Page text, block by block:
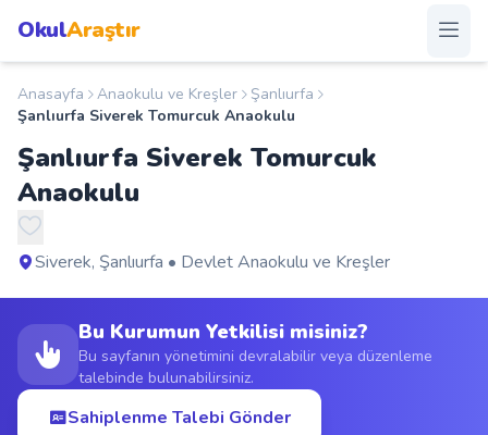
OkulAraştır
Anasayfa
Okullar
Şehirler
Duyurular
S.S.S.
Anasayfa Anaokulu ve Kreşler
Şanlıurfa
Şanlıurfa Siverek Tomurcuk Anaokulu
Şanlıurfa Siverek Tomurcuk
Anaokulu
Siverek, Şanlıurfa • Devlet Anaokulu ve Kreşler
Bu Kurumun Yetkilisi misiniz?
Bu sayfanın yönetimini devralabilir veya düzenleme
talebinde bulunabilirsiniz.
Sahiplenme Talebi Gönder